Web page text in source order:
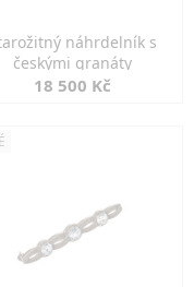
náhrdelník s
českými granáty
18 500 Kč